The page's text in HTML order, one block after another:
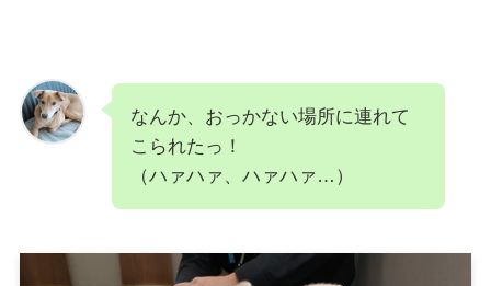
なんか、おっかない場所に連れて
こられたっ！
（ハァハァ、ハァハァ…）